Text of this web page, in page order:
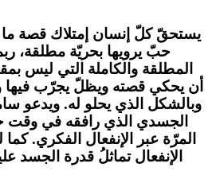
يستحقّ كلّ إنسان إمتلاك قصة
حبّ يرويها بحريّة مطلقة،
المطلقة والكاملة التي ليس
أن يحكي قصته ويظلّ يجرّب فيها
وبالشكل الذي يحلو له. ويدعو
الجسدي الذي رافقه في
المرّة عبر الإنفعال الفكري.
الإنفعال تماثلُ قدرة الجسد